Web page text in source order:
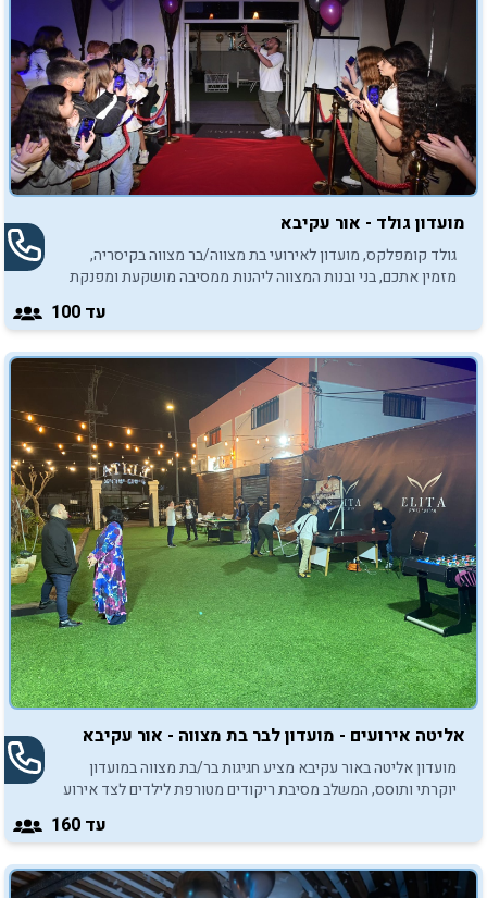
מועדון גולד - אור עקיבא
גולד קומפלקס, מועדון לאירועי בת מצווה/בר מצווה בקיסריה,
מזמין אתכם, בני ובנות המצווה ליהנות ממסיבה מושקעת ומפנקת
עד 100
אליטה אירועים - מועדון לבר בת מצווה - אור עקיבא
מועדון אליטה באור עקיבא מציע חגיגות בר/בת מצווה במועדון
יוקרתי ותוסס, המשלב מסיבת ריקודים מטורפת לילדים לצד אירוע
עד 160